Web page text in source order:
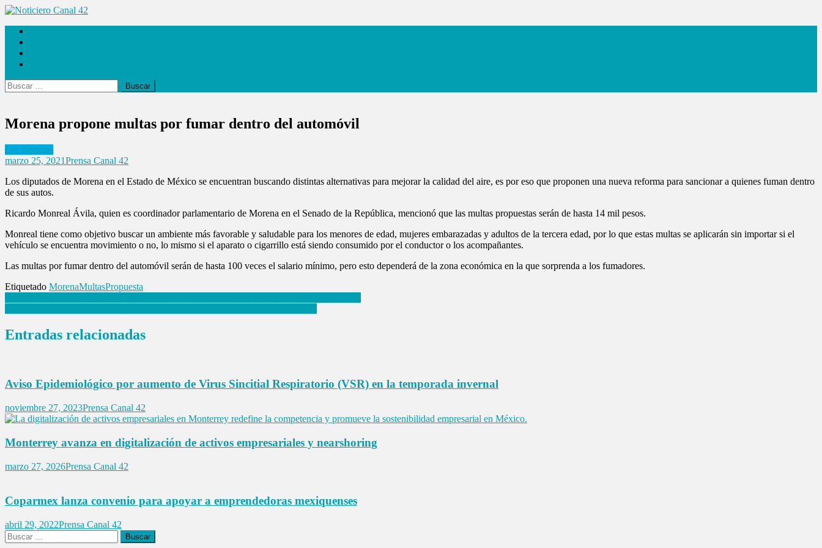
Saltar
contenido
Noticiero Canal 42
Buscar:
Morena propone multas por fumar dentro del automóvil
Las Noticias
marzo 25, 2021Prensa Canal 42
Los diputados de Morena en el Estado de México se encuentran buscando distintas alternativas para mejorar la calidad del aire, es por eso que proponen una nueva reforma para sancionar a quienes fuman dentro
de sus autos.
Ricardo Monreal Ávila, quien es coordinador parlamentario de Morena en el Senado de la República, mencionó que las multas propuestas serán de hasta 14 mil pesos.
Monreal tiene como objetivo buscar un ambiente más favorable y saludable para los menores de edad, mujeres embarazadas y adultos de la tercera edad, por lo que estas multas se aplicarán sin importar si el
vehículo se encuentra movimiento o no, lo mismo si el aparato o cigarrillo está siendo consumido por el conductor o los acompañantes.
Las multas por fumar dentro del automóvil serán de hasta 100 veces el salario mínimo, pero esto dependerá de la zona económica en la que sorprenda a los fumadores.
Etiquetado MorenaMultasPropuesta
Navegación
de
entradas
Entradas relacionadas
Aviso Epidemiológico por aumento de Virus Sincitial Respiratorio (VSR) en la temporada invernal
noviembre 27, 2023Prensa Canal 42
Monterrey avanza en digitalización de activos empresariales y nearshoring
marzo 27, 2026Prensa Canal 42
Coparmex lanza convenio para apoyar a emprendedoras mexiquenses
abril 29, 2022Prensa Canal 42
Buscar: